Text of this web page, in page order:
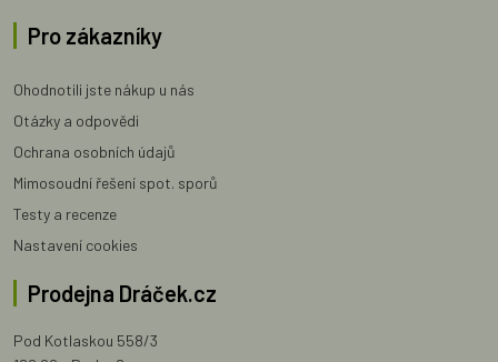
Pro zákazníky
Ohodnotili jste nákup u nás
Otázky a odpovědi
Ochrana osobních údajů
Mimosoudní řešení spot. sporů
Testy a recenze
Nastavení cookies
Prodejna Dráček.cz
Pod Kotlaskou 558/3